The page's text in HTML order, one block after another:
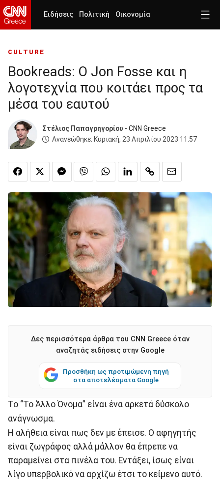
Ειδήσεις Πολιτική Οικονομία
CULTURE
Bookreads: O Jon Fosse και η
λογοτεχνία που κοιτάει προς τα
μέσα του εαυτού
Στέλιος Παπαγρηγορίου - CNN Greece
Ανανεώθηκε: Κυριακή, 23 Απριλίου 2023 11:57
Δες περισσότερα άρθρα του CNN Greece όταν
αναζητάς ειδήσεις στην Google
Προσθήκη ως προτιμώμενη πηγή
στα αποτελέσματα Google
Το “Το Άλλο Όνομα” είναι ένα αρκετά δύσκολο
ανάγνωσμα.
Η αλήθεια είναι πως δεν με έπεισε. Ο αφηγητής
είναι ζωγράφος αλλά μάλλον θα έπρεπε να
παραμείνει στα πινέλα του. Εντάξει, ίσως είναι
λίγο υπερβολικό να αρχίζω έτσι το κείμενο αυτό.